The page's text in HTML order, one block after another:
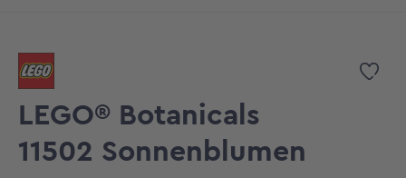
Zur
LEGO® Botanicals
11502 Sonnenblumen